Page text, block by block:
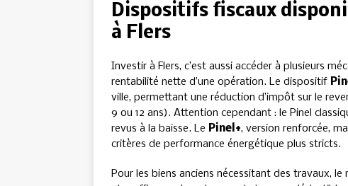
Dispositifs fiscaux
à Flers
Investir à Flers, c’est aussi accéder à plusieurs
rentabilité nette d’une opération. Le dispositif
ville, permettant une réduction d’impôt sur le
9 ou 12 ans). Attention cependant : le Pinel
revus à la baisse. Le Pinel+, version renforcée,
critères de performance énergétique plus stricts.
Pour les biens anciens nécessitant des travaux, le